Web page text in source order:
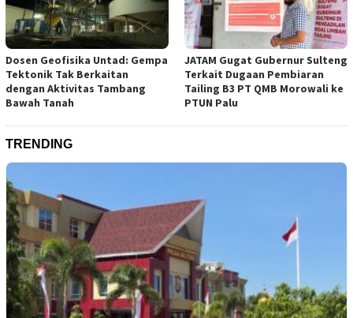
Dosen Geofisika Untad: Gempa
Tektonik Tak Berkaitan
dengan Aktivitas Tambang
Bawah Tanah
JATAM Gugat Gubernur Sulteng
Terkait Dugaan Pembiaran
Tailing B3 PT QMB Morowali ke
PTUN Palu
TRENDING